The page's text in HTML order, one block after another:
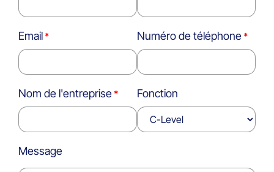
Email Numéro de téléphone
Nom de l'entreprise Fonction
Message